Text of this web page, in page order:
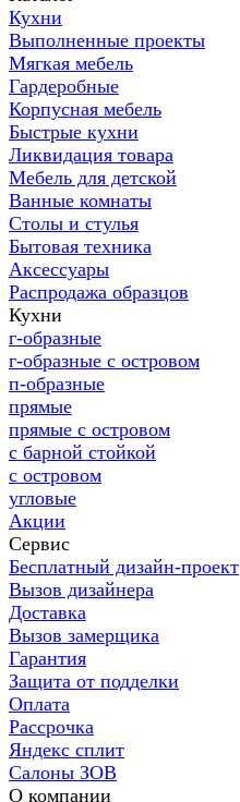
Кухни
Выполненные проекты
Мягкая мебель
Гардеробные
Корпусная мебель
Быстрые кухни
Ликвидация товара
Мебель для детской
Ванные комнаты
Столы и стулья
Бытовая техника
Аксессуары
Распродажа образцов
Кухни
г-образные
г-образные с островом
п-образные
прямые
прямые с островом
с барной стойкой
с островом
угловые
Акции
Сервис
Бесплатный дизайн-проект
Вызов дизайнера
Доставка
Вызов замерщика
Гарантия
Защита от подделки
Оплата
Рассрочка
Яндекс сплит
Салоны ЗОВ
О компании